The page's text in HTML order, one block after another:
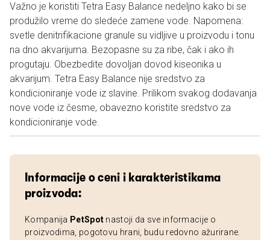
Važno je koristiti Tetra Easy Balance nedeljno kako bi se
produžilo vreme do sledeće zamene vode. Napomena:
svetle denitrifikacione granule su vidljive u proizvodu i tonu
na dno akvarijuma. Bezopasne su za ribe, čak i ako ih
progutaju. Obezbedite dovoljan dovod kiseonika u
akvarijum. Tetra Easy Balance nije sredstvo za
kondicioniranje vode iz slavine. Prilikom svakog dodavanja
nove vode iz česme, obavezno koristite sredstvo za
kondicioniranje vode.
Informacije o ceni i karakteristikama
proizvoda:
Kompanija PetSpot nastoji da sve informacije o
proizvodima, pogotovu hrani, budu redovno ažurirane.